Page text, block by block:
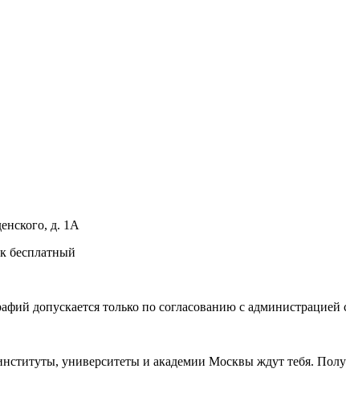
д. 1А
бесплатный
допускается только по согласованию с администрацией
университеты и академии Москвы ждут тебя.